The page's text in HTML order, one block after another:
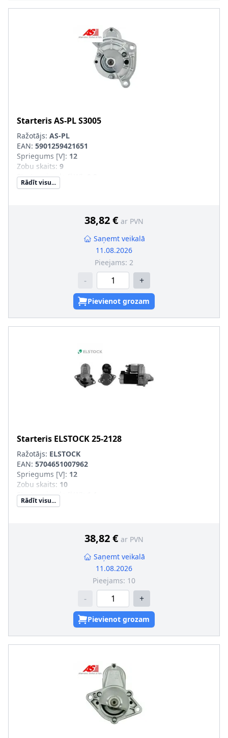
StarterisAS-PLS3005
Ražotājs: AS-PL
EAN: 5901259421651
Spriegums [V]: 12
Zobu skaits: 9
Startera jauda [kW]
Griešanās virziens
Stiprināšanas urbumu skaits:
Rādīt visu...
38,82 € ar PVN
Saņemt veikalā
11.08.2026
Pieejams: 2
- +
Pievienot grozam
Starteris ELSTOCK25-2128
Ražotājs: ELSTOCK
EAN: 5704651007962
Spriegums [V]: 12
Zobu skaits: 10
Startera jauda [kW]
Spraudkontakta veids-ID
Stiprināšanas urbumu skaits: 2
Rādīt visu...
38,82 € ar PVN
Saņemt veikalā
11.08.2026
Pieejams: 10
- +
Pievienot grozam